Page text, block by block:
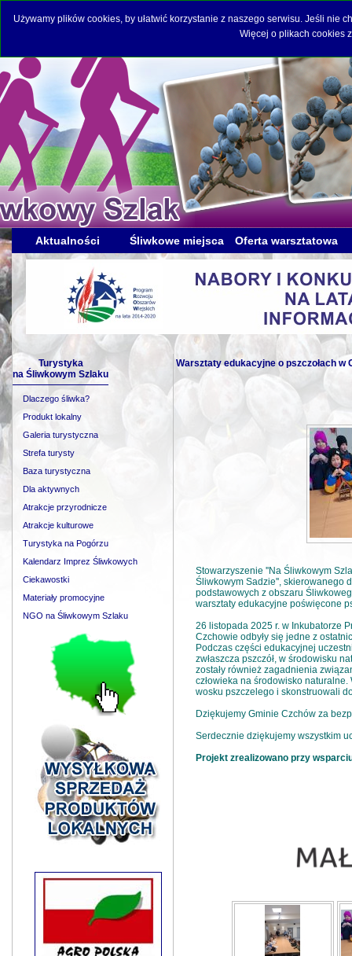
Używamy plików cookies, by ułatwić korzystanie z naszego serwisu. Jeśli
Więcej o plikach cookies
Aktualności Śliwkowe miejsca Oferta warsztatowa
Turystyka
na Śliwkowym Szlaku
Dlaczego śliwka?
Produkt lokalny
Galeria turystyczna
Strefa turysty
Baza turystyczna
Dla aktywnych
Atrakcje przyrodnicze
Atrakcje kulturowe
Turystyka na Pogórzu
Kalendarz Imprez Śliwkowych
Ciekawostki
Materiały promocyjne
NGO na Śliwkowym Szlaku
Warsztaty edukacyjne o pszczołach w
Stowarzyszenie ''Na Śliwkowym
Śliwkowym Sadzie'', skierowanego
podstawowych z obszaru
warsztaty edukacyjne poświęcone
26 listopada 2025 r. w Inkubatorze
Czchowie odbyły się jedne z
Podczas części edukacyjnej
zwłaszcza pszczół, w środowisku
zostały również zagadnienia
człowieka na środowisko
wosku pszczelego i skonstruowali
Dziękujemy Gminie Czchów za
Serdecznie dziękujemy wszystkim
Projekt zrealizowano przy